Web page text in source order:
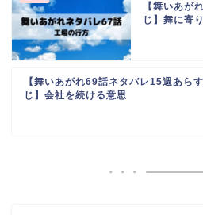
【舞いあが
じ】舞に寄
【舞いあがれ69話ネタバレ15週あらす
じ】会社を続ける意思